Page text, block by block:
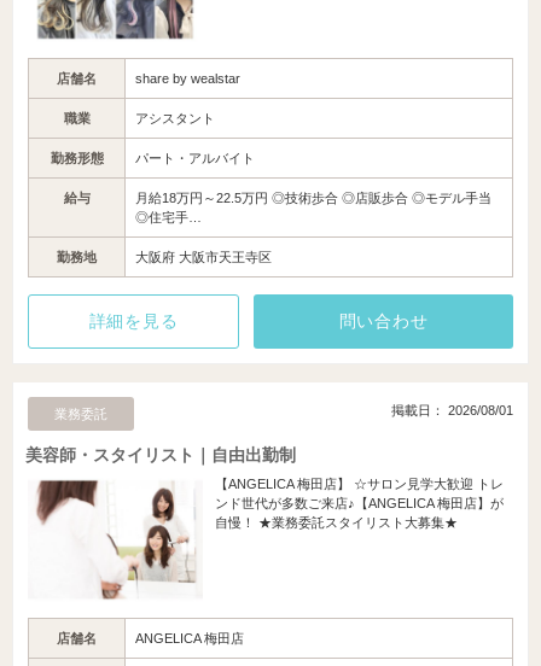
店舗名 share by wealstar
職業 アシスタント
勤務形態 パート・アルバイト
給与
月給18万円～22.5万円 ◎技術歩合 ◎店販歩合 ◎モデル手当
◎住宅手…
勤務地 大阪府 大阪市天王寺区
詳細を見る 問い合わせ
業務委託 掲載日： 2026/08/01
美容師・スタイリスト｜自由出勤制
【ANGELICA 梅田店】 ☆サロン見学大歓迎 トレ
ンド世代が多数ご来店♪【ANGELICA 梅田店】が
自慢！ ★業務委託スタイリスト大募集★
店舗名 ANGELICA 梅田店